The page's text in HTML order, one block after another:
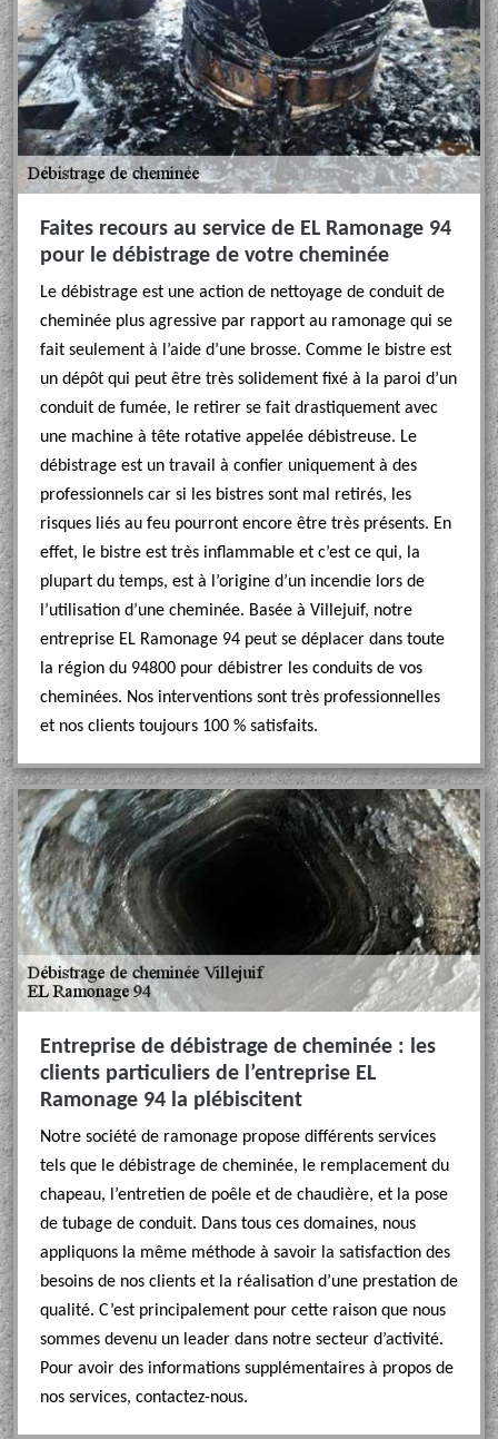
Faites recours au service de EL Ramonage 94
pour le débistrage de votre cheminée
Le débistrage est une action de nettoyage de conduit de
cheminée plus agressive par rapport au ramonage qui se
fait seulement à l’aide d’une brosse. Comme le bistre est
un dépôt qui peut être très solidement fixé à la paroi d’un
conduit de fumée, le retirer se fait drastiquement avec
une machine à tête rotative appelée débistreuse. Le
débistrage est un travail à confier uniquement à des
professionnels car si les bistres sont mal retirés, les
risques liés au feu pourront encore être très présents. En
effet, le bistre est très inflammable et c’est ce qui, la
plupart du temps, est à l’origine d’un incendie lors de
l’utilisation d’une cheminée. Basée à Villejuif, notre
entreprise EL Ramonage 94 peut se déplacer dans toute
la région du 94800 pour débistrer les conduits de vos
cheminées. Nos interventions sont très professionnelles
et nos clients toujours 100 % satisfaits.
Entreprise de débistrage de cheminée : les
clients particuliers de l’entreprise EL
Ramonage 94 la plébiscitent
Notre société de ramonage propose différents services
tels que le débistrage de cheminée, le remplacement du
chapeau, l’entretien de poêle et de chaudière, et la pose
de tubage de conduit. Dans tous ces domaines, nous
appliquons la même méthode à savoir la satisfaction des
besoins de nos clients et la réalisation d’une prestation de
qualité. C’est principalement pour cette raison que nous
sommes devenu un leader dans notre secteur d’activité.
Pour avoir des informations supplémentaires à propos de
nos services, contactez-nous.